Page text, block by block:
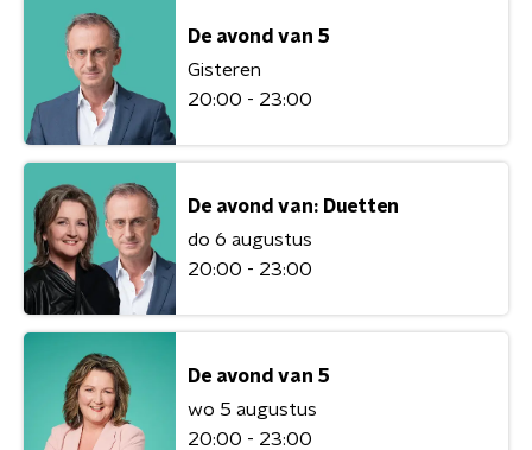
De avond van 5
Gisteren
20:00 - 23:00
De avond van: Duetten
do 6 augustus
20:00 - 23:00
De avond van 5
wo 5 augustus
20:00 - 23:00